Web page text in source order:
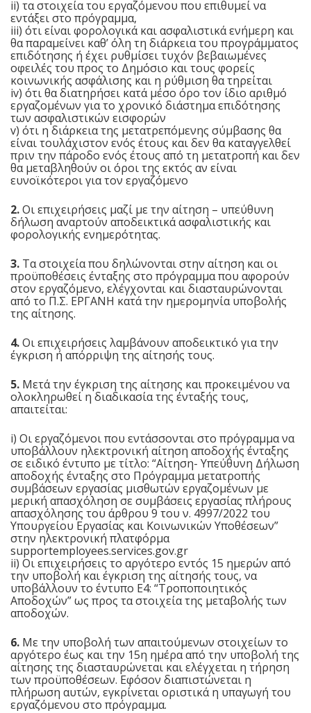
ii) τα στοιχεία του εργαζόμενου που επιθυμεί να
εντάξει στο πρόγραμμα,
iii) ότι είναι φορολογικά και ασφαλιστικά ενήμερη και
θα παραμείνει καθ’ όλη τη διάρκεια του προγράμματος
επιδότησης ή έχει ρυθμίσει τυχόν βεβαιωμένες
οφειλές του προς το Δημόσιο και τους φορείς
κοινωνικής ασφάλισης και η ρύθμιση θα τηρείται
iv) ότι θα διατηρήσει κατά μέσο όρο τον ίδιο αριθμό
εργαζομένων για το χρονικό διάστημα επιδότησης
των ασφαλιστικών εισφορών
v) ότι η διάρκεια της μετατρεπόμενης σύμβασης θα
είναι τουλάχιστον ενός έτους και δεν θα καταγγελθεί
πριν την πάροδο ενός έτους από τη μετατροπή και δεν
θα μεταβληθούν οι όροι της εκτός αν είναι
ευνοϊκότεροι για τον εργαζόμενο
2.Οι επιχειρήσεις μαζί με την αίτηση – υπεύθυνη
δήλωση αναρτούν αποδεικτικά ασφαλιστικής και
φορολογικής ενημερότητας.
3. Τα στοιχεία που δηλώνονται στην αίτηση και οι
προϋποθέσεις ένταξης στο πρόγραμμα που αφορούν
στον εργαζόμενο, ελέγχονται και διασταυρώνονται
από το Π.Σ. ΕΡΓΑΝΗ κατά την ημερομηνία υποβολής
της αίτησης.
4.Οι επιχειρήσεις λαμβάνουν αποδεικτικό για την
έγκριση ή απόρριψη της αίτησής τους.
5. Μετά την έγκριση της αίτησης και προκειμένου να
ολοκληρωθεί η διαδικασία της ένταξής τους,
απαιτείται:
i) Οι εργαζόμενοι που εντάσσονται στο πρόγραμμα να
υποβάλλουν ηλεκτρονική αίτηση αποδοχής ένταξης
σε ειδικό έντυπο με τίτλο: “Αίτηση- Υπεύθυνη Δήλωση
αποδοχής ένταξης στο Πρόγραμμα μετατροπής
συμβάσεων εργασίας μισθωτών εργαζομένων με
μερική απασχόληση σε συμβάσεις εργασίας πλήρους
απασχόλησης του άρθρου 9 του ν. 4997/2022 του
Υπουργείου Εργασίας και Κοινωνικών Υποθέσεων”
στην ηλεκτρονική πλατφόρμα
supportemployees.services.gov.gr
ii) Οι επιχειρήσεις το αργότερο εντός 15 ημερών από
την υποβολή και έγκριση της αίτησής τους, να
υποβάλλουν το έντυπο Ε4: “Τροποποιητικός
Αποδοχών” ως προς τα στοιχεία της μεταβολής των
αποδοχών.
6. Με την υποβολή των απαιτούμενων στοιχείων το
αργότερο έως και την 15η ημέρα από την υποβολή της
αίτησης της διασταυρώνεται και ελέγχεται η τήρηση
των προϋποθέσεων. Εφόσον διαπιστώνεται η
πλήρωση αυτών, εγκρίνεται οριστικά η υπαγωγή του
εργαζόμενου στο πρόγραμμα.